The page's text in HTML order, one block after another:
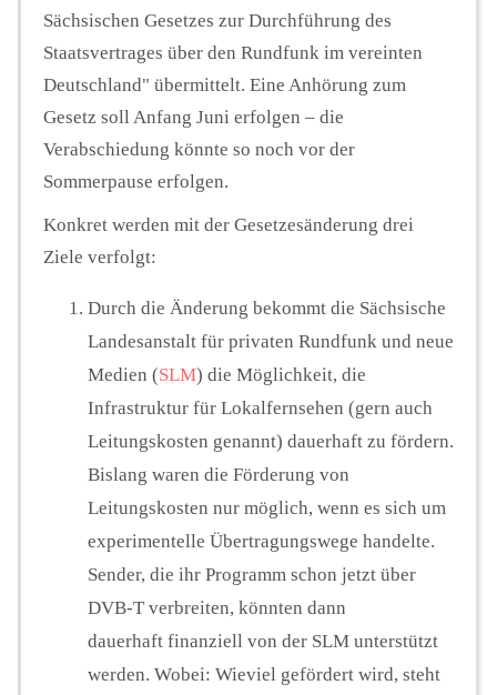
Sächsischen Gesetzes zur Durchführung des
Staatsvertrages über den Rundfunk im vereinten
Deutschland" übermittelt. Eine Anhörung zum
Gesetz soll Anfang Juni erfolgen – die
Verabschiedung könnte so noch vor der
Sommerpause erfolgen.
Konkret werden mit der Gesetzesänderung drei
Ziele verfolgt:
Durch die Änderung bekommt die Sächsische
Landesanstalt für privaten Rundfunk und neue
Medien (SLM) die Möglichkeit, die
Infrastruktur für Lokalfernsehen (gern auch
Leitungskosten genannt) dauerhaft zu fördern.
Bislang waren die Förderung von
Leitungskosten nur möglich, wenn es sich um
experimentelle Übertragungswege handelte.
Sender, die ihr Programm schon jetzt über
DVB-T verbreiten, könnten dann
dauerhaft finanziell von der SLM unterstützt
werden. Wobei: Wieviel gefördert wird, steht